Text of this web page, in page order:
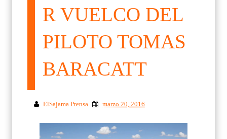
R VUELCO DEL
PILOTO TOMAS
BARACATT
ElSajama Prensa marzo 20, 2016